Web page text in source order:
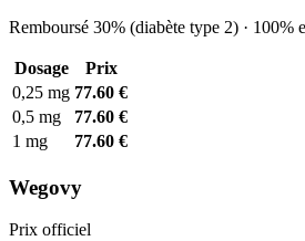
Remboursé 30% (diabète type 2) ·
Dosage
Prix
0,25 mg 77.60 €
0,5 mg
77.60 €
1 mg
77.60 €
Wegovy
Prix officiel